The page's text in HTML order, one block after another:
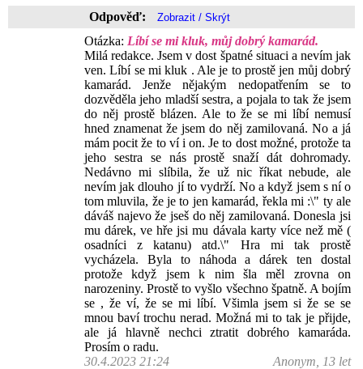
Odpověď:
Otázka: Líbí se mi kluk, můj dobrý kamarád.
Milá redakce. Jsem v dost špatné situaci a nevím jak
ven. Líbí se mi kluk . Ale je to prostě jen můj dobrý
kamarád. Jenže nějakým nedopatřením se to
dozvěděla jeho mladší sestra, a pojala to tak že jsem
do něj prostě blázen. Ale to že se mi líbí nemusí
hned znamenat že jsem do něj zamilovaná. No a já
mám pocit že to ví i on. Je to dost možné, protože ta
jeho sestra se nás prostě snaží dát dohromady.
Nedávno mi slíbila, že už nic říkat nebude, ale
nevím jak dlouho jí to vydrží. No a když jsem s ní o
tom mluvila, že je to jen kamarád, řekla mi :\" ty ale
dáváš najevo že jseš do něj zamilovaná. Donesla jsi
mu dárek, ve hře jsi mu dávala karty více než mě (
osadníci z katanu) atd.\" Hra mi tak prostě
vycházela. Byla to náhoda a dárek ten dostal
protože když jsem k nim šla měl zrovna on
narozeniny. Prostě to vyšlo všechno špatně. A bojím
se , že ví, že se mi líbí. Všimla jsem si že se se
mnou baví trochu nerad. Možná mi to tak je přijde,
ale já hlavně nechci ztratit dobrého kamaráda.
Prosím o radu.
30.4.2023 21:24
Anonym, 13 let